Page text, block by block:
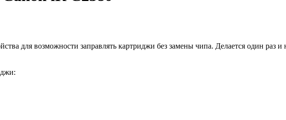
для возможности заправлять картриджи без замены чипа. Делается один раз